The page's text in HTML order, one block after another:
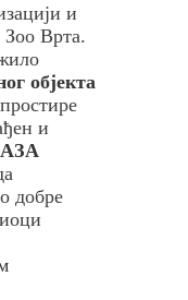
и
Зоо Врта.
објекта
и
добре